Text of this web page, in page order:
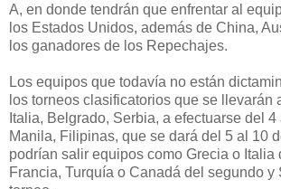
A, en donde tendrán que enfrentar al
los Estados Unidos, además de China,
los ganadores de los Repechajes.
Los equipos que todavía no están
los torneos clasificatorios que se llevarán
Italia, Belgrado, Serbia, a efectuarse del
Manila, Filipinas, que se dará del 5 al 10
podrían salir equipos como Grecia o Italia
Francia, Turquía o Canadá del segundo y